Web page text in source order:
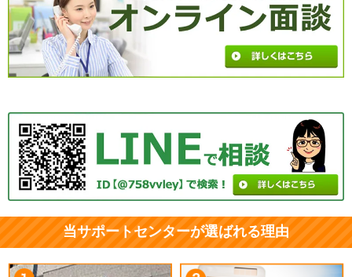
当サポートセンターが選ばれる理由